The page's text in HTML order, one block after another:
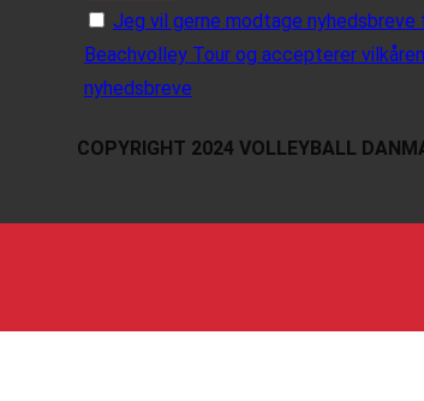
Jeg vil gerne modtage nyhedsbreve
Beachvolley Tour og accepterer
nyhedsbreve
COPYRIGHT 2024 VOLLEYBALL